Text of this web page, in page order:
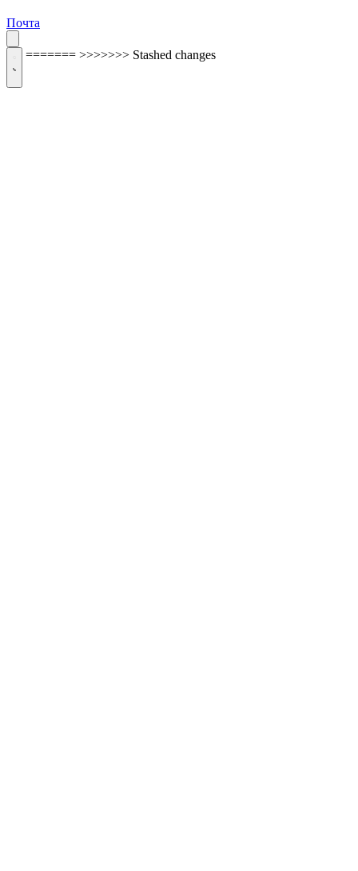
Почта
======= >>>>>>> Stashed changes